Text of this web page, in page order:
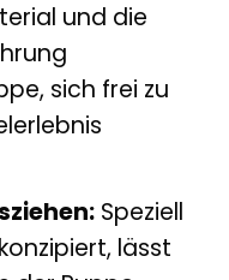
und die
sich frei zu
Speziell
lässt